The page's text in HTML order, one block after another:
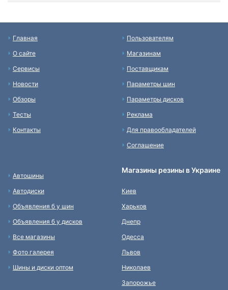
Главная
О сайте
Сервисы
Новости
Обзоры
Тесты
Контакты
Пользователям
Магазинам
Поставщикам
Параметры шин
Параметры дисков
Реклама
Для правообладателей
Соглашение
Автошины
Автодиски
Объявления б у шин
Объявления б у дисков
Все магазины
Фото галерея
Шины и диски оптом
Магазины резины в Украине
Киев
Харьков
Днепр
Одесса
Львов
Николаев
Запорожье